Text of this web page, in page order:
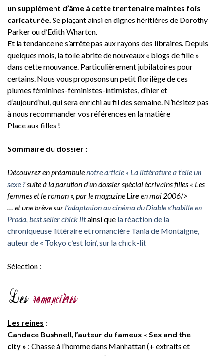
un supplément d’âme à cette trentenaire maintes fois
caricaturée. Se plaçant ainsi en dignes héritières de Dorothy
Parker ou d’Edith Wharton.
Et la tendance ne s’arrête pas aux rayons des libraires. Depuis
quelques mois, la toile abrite de nouveaux « blogs de fille »
dans cette mouvance. Particulièrement jubilatoires pour
certains. Nous vous proposons un petit florilège de ces
plumes féminines-féministes-intimistes, d’hier et
d’aujourd’hui, qui sera enrichi au fil des semaine. N’hésitez pas
à nous recommander vos références en la matière
Place aux filles !
Sommaire du dossier :
Découvrez en préambulenotre article « La littérature a t’elle un
sexe ?suite à la parution d’un dossier spécial écrivains filles « Les
femmes et le roman », par le magazineLireen mai 2006/>
… et une brève sur l’adaptation au cinéma du Diable s’habille en
Prada, best seller chick litainsi que la réaction de la
chroniqueuse littéraire et romancière Tania de Montaigne,
auteur de « Tokyo c’est loin’, sur la chick-lit
Sélection :
Les reines :
Candace Bushnell, l’auteur du fameux « Sex and the
city » : Chasse à l’homme dans Manhattan (+ extraits et